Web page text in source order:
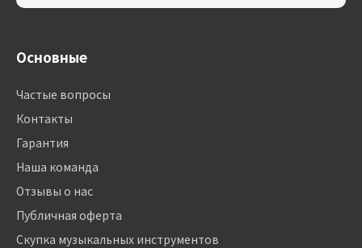
Основные
Частые вопросы
Контакты
Гарантия
Наша команда
Отзывы о нас
Публичная оферта
Скупка музыкальных инструментов